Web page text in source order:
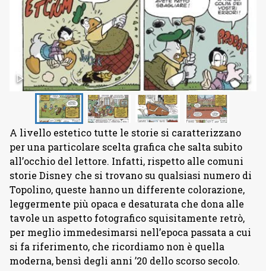
A livello estetico tutte le storie si caratterizzano
per una particolare scelta grafica che salta subito
all’occhio del lettore. Infatti, rispetto alle comuni
storie Disney che si trovano su qualsiasi numero di
Topolino, queste hanno un differente colorazione,
leggermente più opaca e desaturata che dona alle
tavole un aspetto fotografico squisitamente retrò,
per meglio immedesimarsi nell’epoca passata a cui
si fa riferimento, che ricordiamo non è quella
moderna, bensì degli anni ’20 dello scorso secolo.